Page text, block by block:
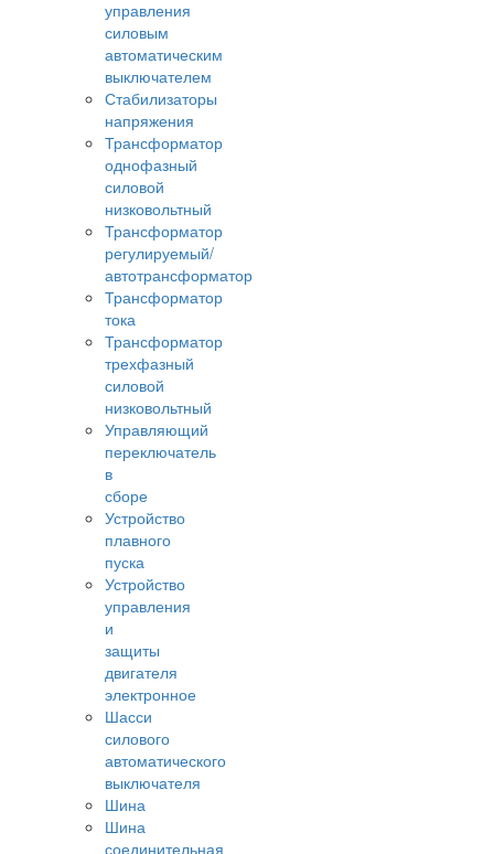
управления
силовым
автоматическим
выключателем
Стабилизаторы
напряжения
Трансформатор
однофазный
силовой
низковольтный
Трансформатор
регулируемый/
автотрансформатор
Трансформатор
тока
Трансформатор
трехфазный
силовой
низковольтный
Управляющий
переключатель
в
сборе
Устройство
плавного
пуска
Устройство
управления
и
защиты
двигателя
электронное
Шасси
силового
автоматического
выключателя
Шина
Шина
соединительная